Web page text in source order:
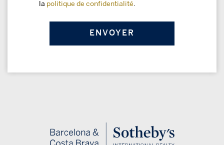
la politique de confidentialité